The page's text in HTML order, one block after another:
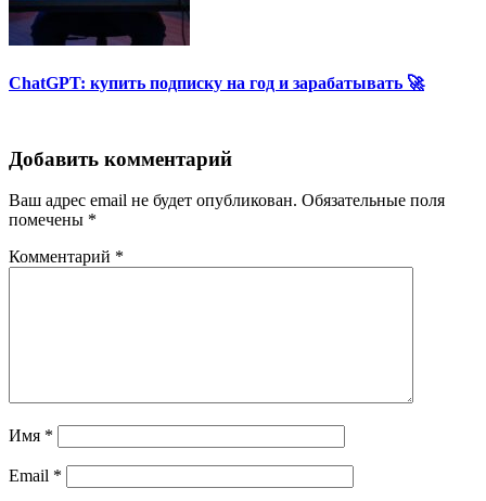
ChatGPT: купить подписку на год и зарабатывать 🚀
Добавить комментарий
Ваш адрес email не будет опубликован. Обязательные поля
помечены *
Комментарий *
Имя *
Email *